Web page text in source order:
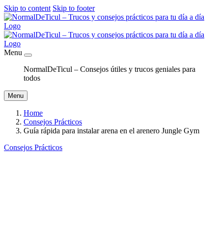
Skip to content Skip to footer
Menu
NormalDeTicul – Consejos útiles y trucos geniales para
todos
Menu
Home
Consejos Prácticos
Guía rápida para instalar arena en el arenero Jungle Gym
Consejos Prácticos